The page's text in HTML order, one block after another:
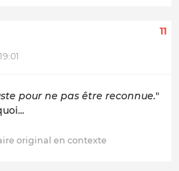
11
pour ne pas être reconnue."